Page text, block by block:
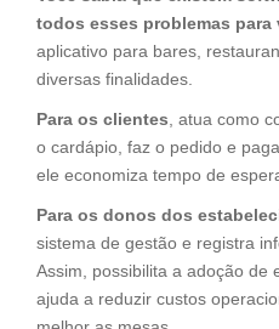
todos esses problemas para
aplicativo para bares,
diversas finalidades.
Para os clientes , atua como
o cardápio, faz o pedido e
ele economiza tempo de
Para os donos dos
sistema de gestão e registra
Assim, possibilita a adoção de
ajuda a reduzir custos